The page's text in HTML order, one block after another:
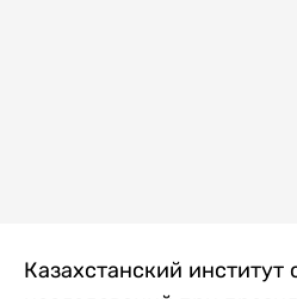
Казахстанский институт